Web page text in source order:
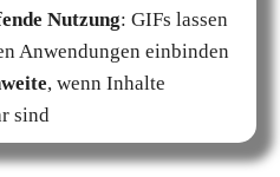
Nutzung: GIFs lassen
Anwendungen einbinden
, wenn Inhalte
sind